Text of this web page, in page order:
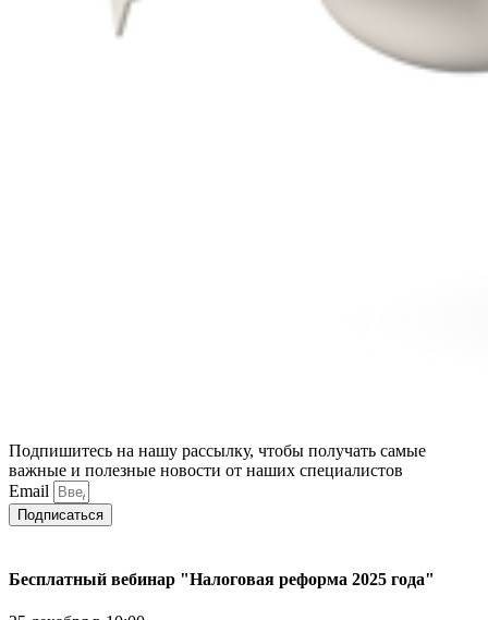
Подпишитесь на нашу рассылку, чтобы получать самые
важные и полезные новости от наших специалистов
Email
Подписаться
Бесплатный вебинар "Налоговая реформа 2025 года"